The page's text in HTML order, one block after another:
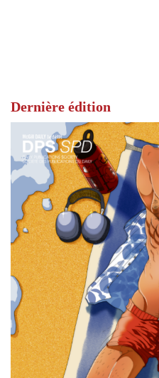
Dernière édition